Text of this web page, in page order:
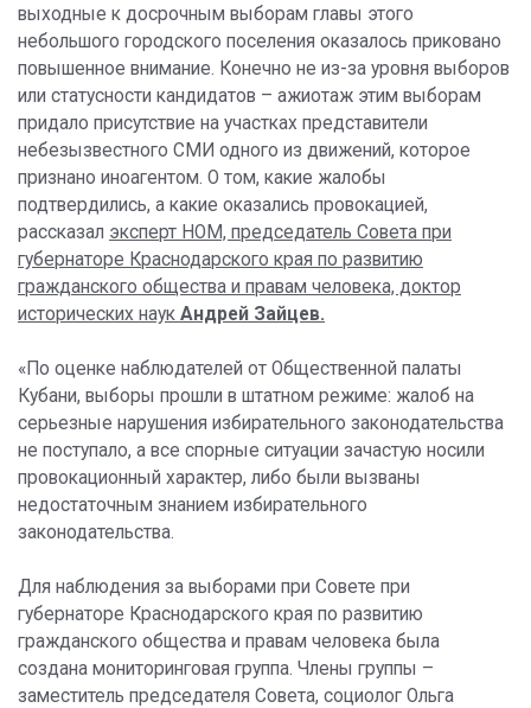
выходные к досрочным выборам главы этого
небольшого городского поселения оказалось приковано
повышенное внимание. Конечно не из-за уровня выборов
или статусности кандидатов – ажиотаж этим выборам
придало присутствие на участках представители
небезызвестного СМИ одного из движений, которое
признано иноагентом. О том, какие жалобы
подтвердились, а какие оказались провокацией,
рассказал эксперт НОМ, председатель Совета при
губернаторе Краснодарского края по развитию
гражданского общества и правам человека, доктор
исторических наук Андрей Зайцев.
«По оценке наблюдателей от Общественной палаты
Кубани, выборы прошли в штатном режиме: жалоб на
серьезные нарушения избирательного законодательства
не поступало, а все спорные ситуации зачастую носили
провокационный характер, либо были вызваны
недостаточным знанием избирательного
законодательства.
Для наблюдения за выборами при Совете при
губернаторе Краснодарского края по развитию
гражданского общества и правам человека была
создана мониторинговая группа. Члены группы –
заместитель председателя Совета, социолог Ольга